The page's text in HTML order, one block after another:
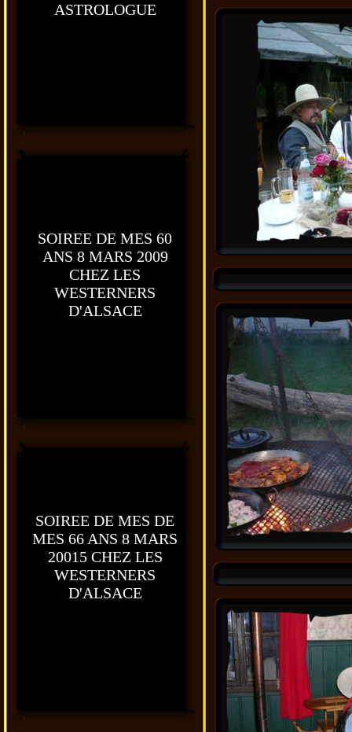
ASTROLOGUE
SOIREE DE MES 60
ANS 8 MARS 2009
CHEZ LES
WESTERNERS
D'ALSACE
SOIREE DE MES DE
MES 66 ANS 8 MARS
20015 CHEZ LES
WESTERNERS
D'ALSACE